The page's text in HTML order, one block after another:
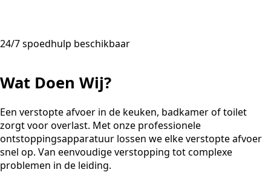
24/7 spoedhulp beschikbaar
Wat Doen Wij?
Een verstopte afvoer in de keuken, badkamer of toilet
zorgt voor overlast. Met onze professionele
ontstoppingsapparatuur lossen we elke verstopte afvoer
snel op. Van eenvoudige verstopping tot complexe
problemen in de leiding.